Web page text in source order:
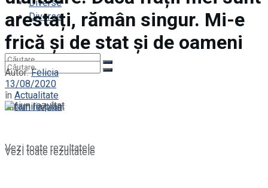
Diverse
Niciun rezultat
Vezi toate rezultatele
Diverse
Niciun rezultat
Vezi toate rezultatele
arestați, rămân singur. Mi-e
frică și de stat și de oameni
Autor: Felicia
13/08/2020
în Actualitate